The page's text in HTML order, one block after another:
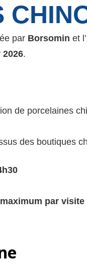
par Borsomin et l’
.
de porcelaines
des boutiques
par visite